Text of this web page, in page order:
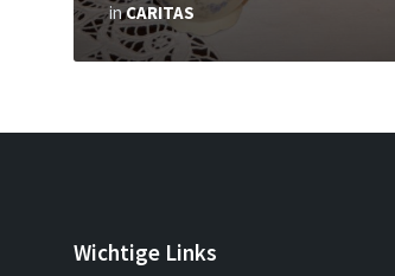
inCARITAS
Wichtige Links